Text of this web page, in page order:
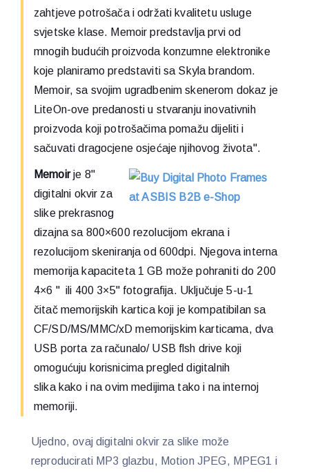
zahtjeve potrošača i održati kvalitetu usluge
svjetske klase. Memoir predstavlja prvi od
mnogih budućih proizvoda konzumne elektronike
koje planiramo predstaviti sa Skyla brandom.
Memoir, sa svojim ugradbenim skenerom dokaz je
LiteOn-ove predanosti u stvaranju inovativnih
proizvoda koji potrošačima pomažu dijeliti i
sačuvati dragocjene osjećaje njihovog života".
Memoirje 8"
digitalni okvir za
slike prekrasnog
dizajna sa 800×600 rezolucijom ekrana i
rezolucijom skeniranja od 600dpi. Njegova interna
memorija kapaciteta 1 GB može pohraniti do 200
4×6 " ili 400 3×5" fotografija. Uključuje 5-u-1
čitač memorijskih kartica koji je kompatibilan sa
CF/SD/MS/MMC/xD memorijskim karticama, dva
USB porta za računalo/ USB flsh drive koji
omogućuju korisnicima pregled digitalnih
slika kako i na ovim medijima tako i na internoj
memoriji.
Ujedno, ovaj digitalni okvir za slike može
reproducirati MP3 glazbu, Motion JPEG, MPEG1 i